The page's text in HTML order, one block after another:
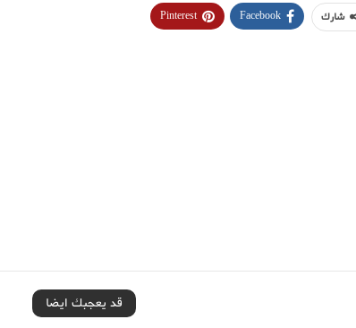
شارك Facebook
Pinterest
قد يعجبك ايضا